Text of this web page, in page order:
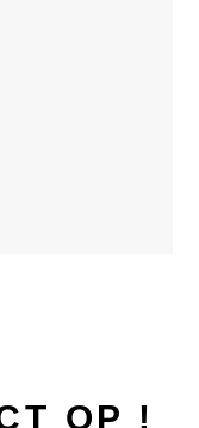
OP !